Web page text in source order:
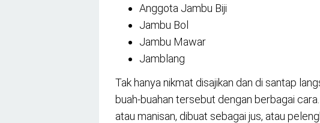
Anggota Jambu Biji
Jambu Bol
Jambu Mawar
Jamblang
Tak hanya nikmat disajikan dan di santap
buah-buahan tersebut dengan berbagai
atau manisan, dibuat sebagai jus, atau